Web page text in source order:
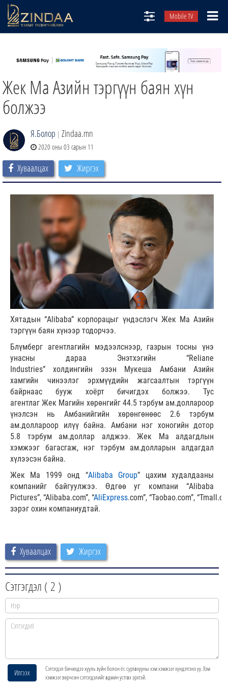
Mobile TV
ТВ8
ӨГЛӨӨНИЙ СОНИН
Жек Ма Азийн тэргүүн баян хүн
болжээ
Я.Болор | Zindaa.mn
2020 оны 03 сарын 11
Хуваалцах Жиргэх
Хятадын “Alibaba” корпорацыг үндэслэгч Жек Ма Азийн
тэргүүн баян хүнээр тодорчээ.
Блүмберг агентлагийн мэдээлснээр, газрын тосны үнэ
унасны дараа Энэтхэгийн “Reliane
Industries” холдингийн эзэн Мукеша Амбани Азийн
хамгийн чинээлэг эрхмүүдийн жагсаалтын тэргүүн
байрнаас бууж хоёрт бичигдэх болжээ. Тус
агентлаг Жек Магийн хөрөнгийг 44.5 тэрбум ам.доллароор
үнэлсэн нь Амбанийгийн хөрөнгөнөөс 2.6 тэрбум
ам.доллароор илүү байна. Амбани нэг хоногийн дотор
5.8 тэрбум ам.доллар алджээ. Жек Ма алдагдлын
хэмжээг багасгаж, нэг тэрбум ам.долларын алдагдал
хүлээсэн байна.
Жек Ма 1999 онд “Alibaba Group” цахим худалдааны
компанийг байгуулжээ. Өдгөө уг компани “Alibaba
Pictures”, “Alibaba.com”, “AliExpress.com”, “Taobao.com”,
зэрэг охин компаниудтай.
Хуваалцах Жиргэх
Сэтгэгдэл (2 )
Илгээх
Сэтгэгдэл бичихдээ хууль зүйн болон ёс суртахууны хэм хэмжээг хүндэтгэнэ үү. Хэм
хэмжээг зөрчсөн сэтгэгдэлийг админ устгах эрхтэй.